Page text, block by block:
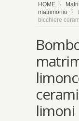
HOME
matrimonio
bicchiere
limoni